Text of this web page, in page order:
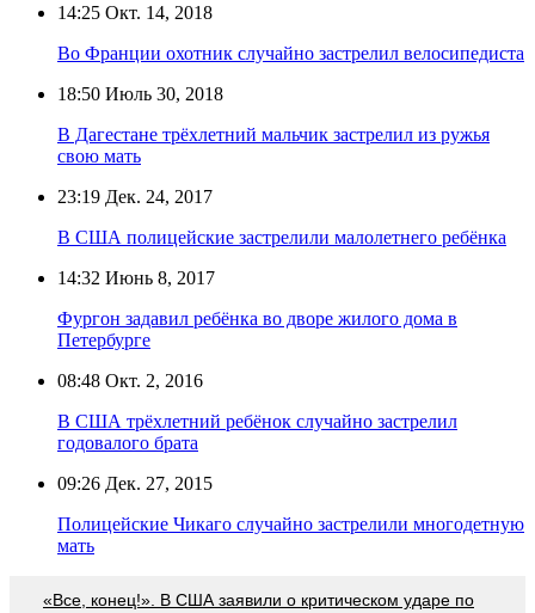
14:25 Окт. 14, 2018
Во Франции охотник случайно застрелил велосипедиста
18:50 Июль 30, 2018
В Дагестане трёхлетний мальчик застрелил из ружья
свою мать
23:19 Дек. 24, 2017
В США полицейские застрелили малолетнего ребёнка
14:32 Июнь 8, 2017
Фургон задавил ребёнка во дворе жилого дома в
Петербурге
08:48 Окт. 2, 2016
В США трёхлетний ребёнок случайно застрелил
годовалого брата
09:26 Дек. 27, 2015
Полицейские Чикаго случайно застрелили многодетную
мать
«Все, конец!». В США заявили о критическом ударе по